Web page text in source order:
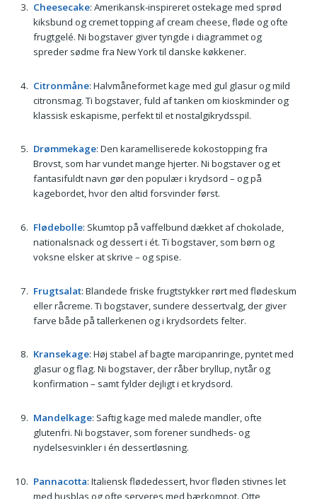
Cheesecake: Amerikansk-inspireret ostekage med sprød
kiksbund og cremet topping af cream cheese, fløde og ofte
frugtgelé. Ni bogstaver giver tyngde i diagrammet og
spreder sødme fra New York til danske køkkener.
Citronmåne: Halvmåneformet kage med gul glasur og mild
citronsmag. Ti bogstaver, fuld af tanken om kioskminder og
klassisk eskapisme, perfekt til et nostalgikrydsspil.
Drømmekage: Den karamelliserede kokostopping fra
Brovst, som har vundet mange hjerter. Ni bogstaver og et
fantasifuldt navn gør den populær i krydsord – og på
kagebordet, hvor den altid forsvinder først.
Flødebolle: Skumtop på vaffelbund dækket af chokolade,
nationalsnack og dessert i ét. Ti bogstaver, som børn og
voksne elsker at skrive – og spise.
Frugtsalat: Blandede friske frugtstykker rørt med flødeskum
eller råcreme. Ti bogstaver, sundere dessertvalg, der giver
farve både på tallerkenen og i krydsordets felter.
Kransekage: Høj stabel af bagte marcipanringe, pyntet med
glasur og flag. Ni bogstaver, der råber bryllup, nytår og
konfirmation – samt fylder dejligt i et krydsord.
Mandelkage: Saftig kage med malede mandler, ofte
glutenfri. Ni bogstaver, som forener sundheds- og
nydelsesvinkler i én dessertløsning.
Pannacotta: Italiensk flødedessert, hvor fløden stivnes let
med husblas og ofte serveres med bærkompot. Otte